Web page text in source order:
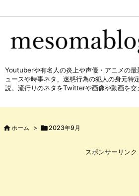
Youtuberや有名人の炎上や声優・アニメの最
ュースや時事ネタ、迷惑行為の犯人の身元特
説。流行りのネタをTwitterや画像や動画を交
 ホーム >  2023年9月
スポンサーリンク